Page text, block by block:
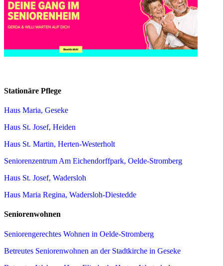
Stationäre Pflege
Haus Maria, Geseke
Haus St. Josef, Heiden
Haus St. Martin, Herten-Westerholt
Seniorenzentrum Am Eichendorffpark, Oelde-Stromberg
Haus St. Josef, Wadersloh
Haus Maria Regina, Wadersloh-Diestedde
Seniorenwohnen
Seniorengerechtes Wohnen in Oelde-Stromberg
Betreutes Seniorenwohnen an der Stadtkirche in Geseke